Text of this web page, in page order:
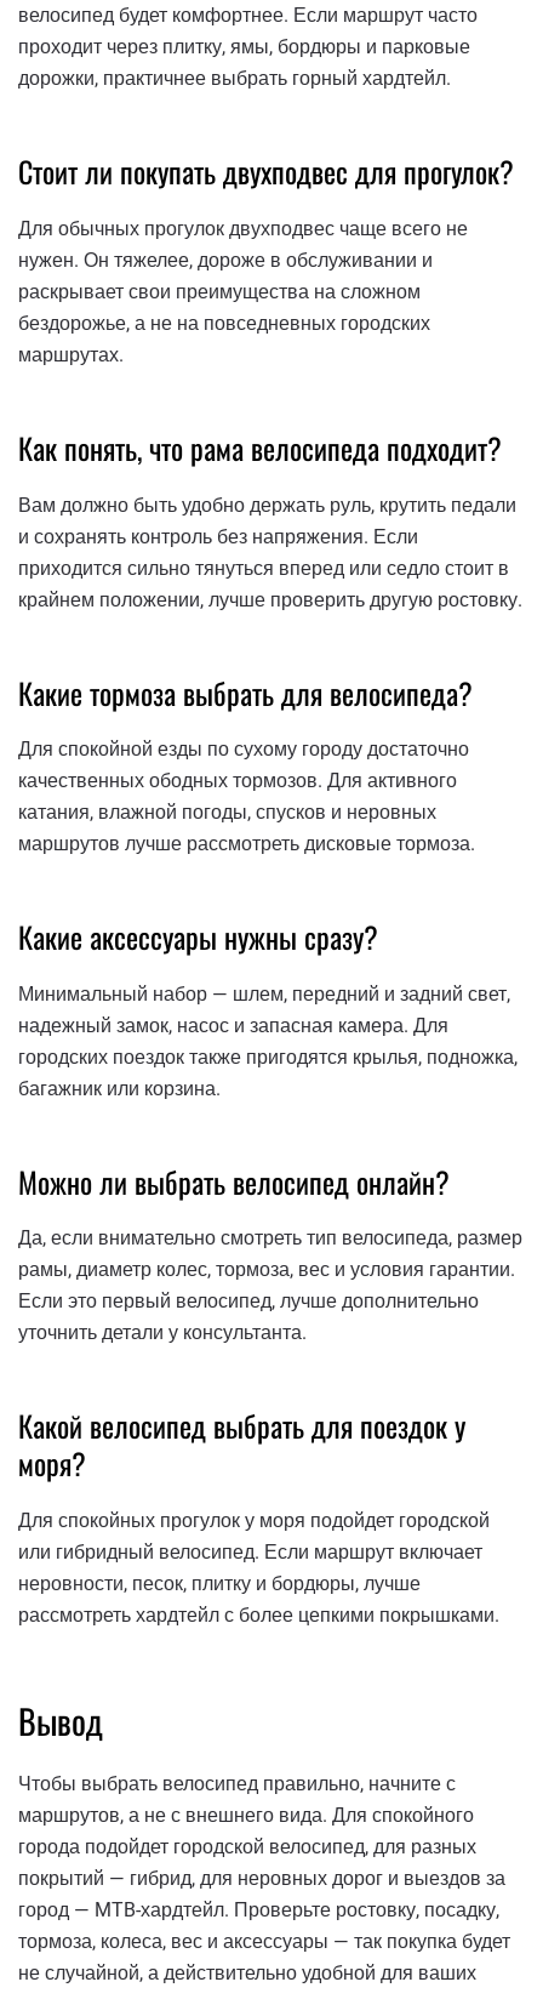
велосипед будет комфортнее. Если маршрут часто
проходит через плитку, ямы, бордюры и парковые
дорожки, практичнее выбрать горный хардтейл.
Стоит ли покупать двухподвес для прогулок?
Для обычных прогулок двухподвес чаще всего не
нужен. Он тяжелее, дороже в обслуживании и
раскрывает свои преимущества на сложном
бездорожье, а не на повседневных городских
маршрутах.
Как понять, что рама велосипеда подходит?
Вам должно быть удобно держать руль, крутить педали
и сохранять контроль без напряжения. Если
приходится сильно тянуться вперед или седло стоит в
крайнем положении, лучше проверить другую ростовку.
Какие тормоза выбрать для велосипеда?
Для спокойной езды по сухому городу достаточно
качественных ободных тормозов. Для активного
катания, влажной погоды, спусков и неровных
маршрутов лучше рассмотреть дисковые тормоза.
Какие аксессуары нужны сразу?
Минимальный набор — шлем, передний и задний свет,
надежный замок, насос и запасная камера. Для
городских поездок также пригодятся крылья, подножка,
багажник или корзина.
Можно ли выбрать велосипед онлайн?
Да, если внимательно смотреть тип велосипеда, размер
рамы, диаметр колес, тормоза, вес и условия гарантии.
Если это первый велосипед, лучше дополнительно
уточнить детали у консультанта.
Какой велосипед выбрать для поездок у
моря?
Для спокойных прогулок у моря подойдет городской
или гибридный велосипед. Если маршрут включает
неровности, песок, плитку и бордюры, лучше
рассмотреть хардтейл с более цепкими покрышками.
Вывод
Чтобы выбрать велосипед правильно, начните с
маршрутов, а не с внешнего вида. Для спокойного
города подойдет городской велосипед, для разных
покрытий — гибрид, для неровных дорог и выездов за
город — MTB-хардтейл. Проверьте ростовку, посадку,
тормоза, колеса, вес и аксессуары — так покупка будет
не случайной, а действительно удобной для ваших